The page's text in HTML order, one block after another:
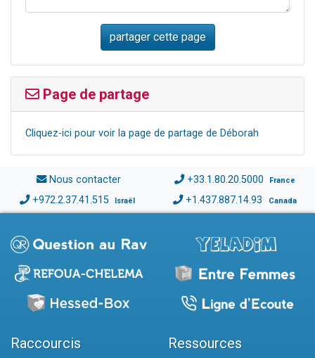
Page de partage
Cliquez-ici pour voir la page de partage de Déborah
Nous contacter +33.1.80.20.5000 France
+972.2.37.41.515 Israël +1.437.887.14.93 Canada
Raccourcis Ressources